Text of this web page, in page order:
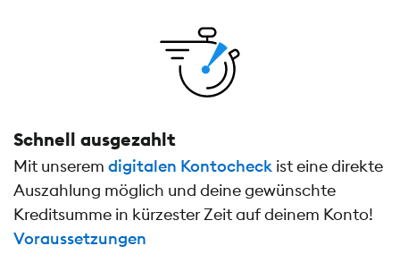
Schnell ausgezahlt
Mit unserem digitalen Kontocheck ist eine direkte
Auszahlung möglich und deine gewünschte
Kreditsumme in kürzester Zeit auf deinem Konto!
Voraussetzungen